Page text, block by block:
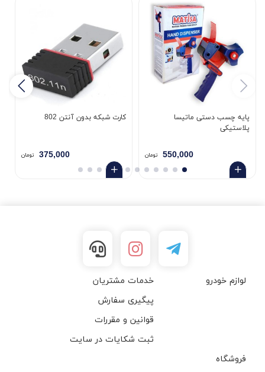
پایه چسب دستی ماتیسا
پلاستیکی
550,000 تومان
کارت شبکه بدون آنتن 802
375,000 تومان
لوازم خودرو
خدمات مشتریان
پیگیری سفارش
قوانین و مقررات
ثبت شکایات در سایت
فروشگاه